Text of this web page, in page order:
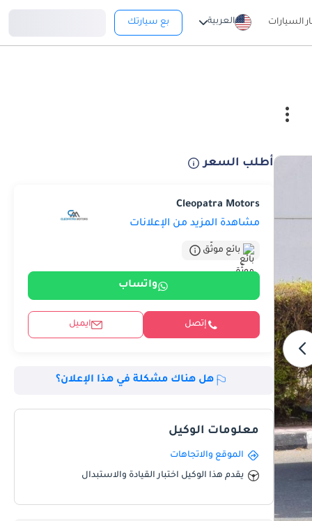
السيارات العربية بع سيارتك
أطلب السعر
Cleopatra Motors
مشاهدة المزيد من الإعلانات
بائع موثّق
واتساب
إتصل ايميل
هل هناك مشكلة في هذا الإعلان؟
معلومات الوكيل
الموقع والاتجاهات
يقدم هذا الوكيل اختبار القيادة والاستبدال